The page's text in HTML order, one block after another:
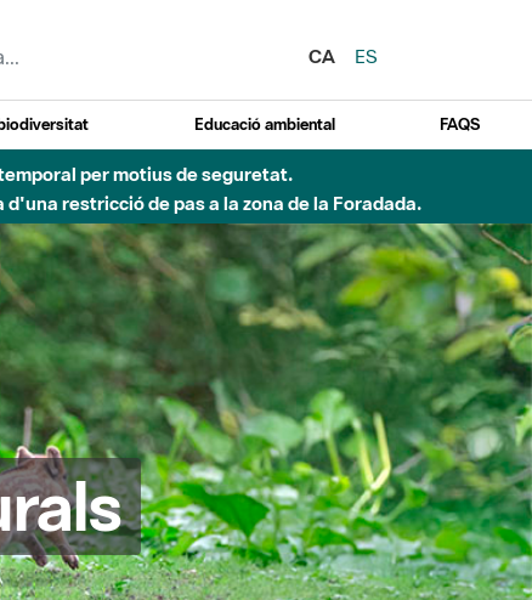
CA
ES
Educació ambiental FAQS
per motius de seguretat.
restricció de pas a la zona de la Foradada.